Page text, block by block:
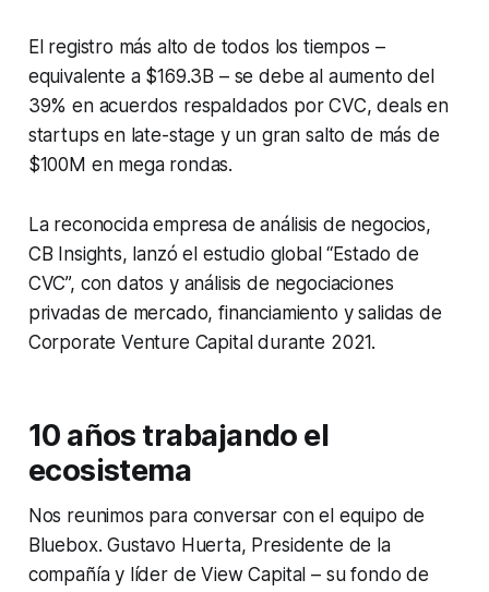
El registro más alto de todos los tiempos –
equivalente a $169.3B – se debe al aumento del
39% en acuerdos respaldados por CVC, deals en
startups en late-stage y un gran salto de más de
$100M en mega rondas.
La reconocida empresa de análisis de negocios,
CB Insights, lanzó el estudio global “Estado de
CVC”, con datos y análisis de negociaciones
privadas de mercado, financiamiento y salidas de
Corporate Venture Capital durante 2021.
10 años trabajando el
ecosistema
Nos reunimos para conversar con el equipo de
Bluebox. Gustavo Huerta, Presidente de la
compañía y líder deView Capital – su fondo de